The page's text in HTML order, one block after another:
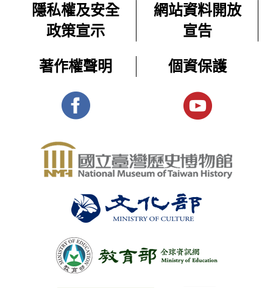
異
邦
人
會
原
住
片
嚴
體
制
下
遭
控
制
人
常
設
展-
題
片
資
源,
生
課
程
2025-
08
在
戒
嚴
受
控
常
設
影
片
1693
隱私權及安全
政策宣示
網站資料開放
宣告
著作權聲明 個資保護